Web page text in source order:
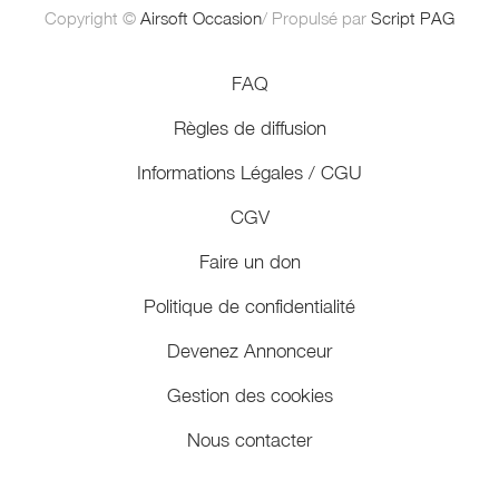
Copyright © Airsoft Occasion/ Propulsé par Script PAG
FAQ
Règles de diffusion
Informations Légales / CGU
CGV
Faire un don
Politique de confidentialité
Devenez Annonceur
Gestion des cookies
Nous contacter